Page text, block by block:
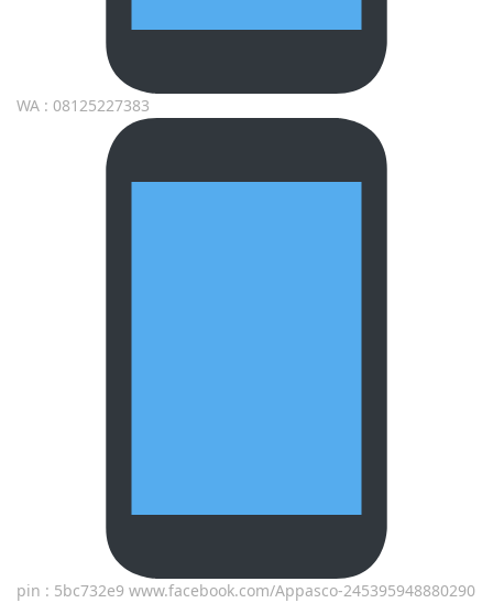
WA : 08125227383
pin : 5bc732e9 www.facebook.com/Appasco-245395948880290